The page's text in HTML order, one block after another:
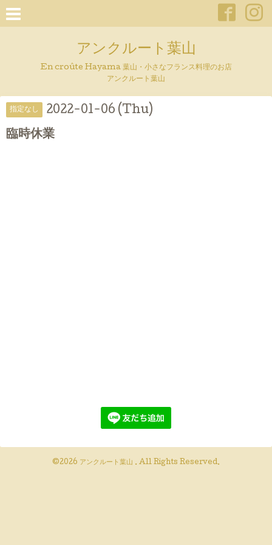
アンクルート葉山
En croûte Hayama 葉山・小さなフランス料理のお店
アンクルート葉山
指定なし 2022-01-06 (Thu)
臨時休業
©2026 アンクルート葉山 . All Rights Reserved.